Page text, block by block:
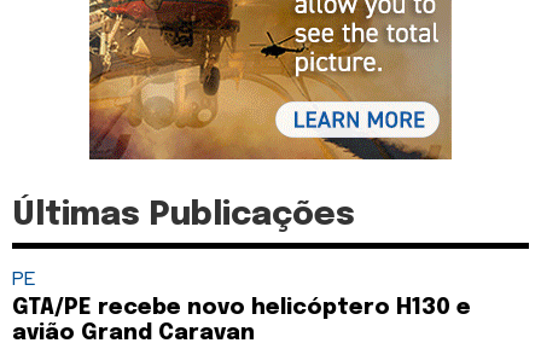
Últimas Publicações
PE
GTA/PE recebe novo helicóptero H130 e
avião Grand Caravan